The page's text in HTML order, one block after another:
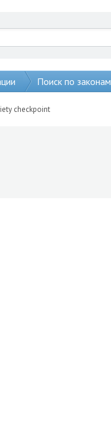
Поиск по законам
checkpoint